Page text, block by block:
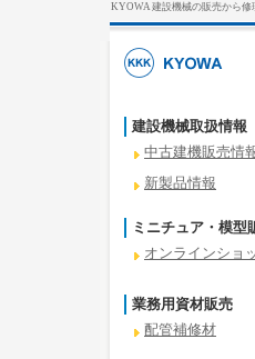
KYOWA 建設機械の販売から
建設機械取扱情報
中古建機販売情
新製品情報
ミニチュア・模型
オンラインショ
業務用資材販売
配管補修材